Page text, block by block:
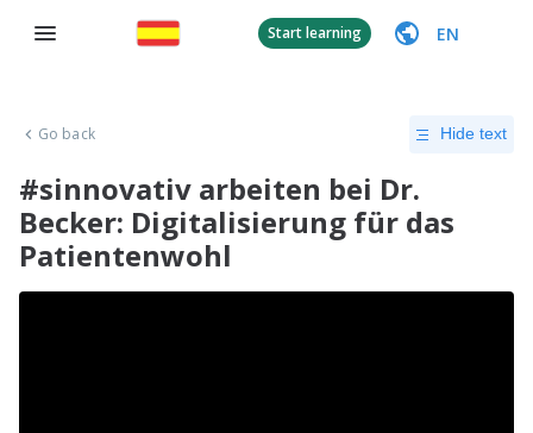
Start learning EN
Go back Hide text
#sinnovativ arbeiten bei Dr.
Becker: Digitalisierung für das
Patientenwohl